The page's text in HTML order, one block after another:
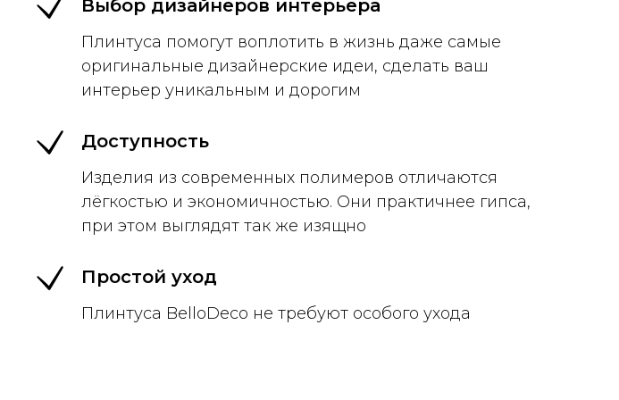
Выбор дизайнеров интерьера
Плинтуса помогут воплотить в жизнь даже самые
оригинальные дизайнерские идеи, сделать ваш
интерьер уникальным и дорогим
Доступность
Изделия из современных полимеров отличаются
лёгкостью и экономичностью. Они практичнее гипса,
при этом выглядят так же изящно
Простой уход
Плинтуса BelloDeco не требуют особого ухода